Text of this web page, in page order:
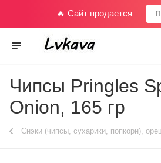
🔥 Сайт продается
Чипсы Pringles
Onion, 165 гр
Снэки (чипсы, сухарики, попкорн),